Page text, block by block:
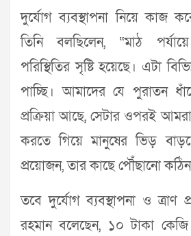
দুর্যোগ ব্যবস্থাপনা নিয়ে কাজ
তিনি বলছিলেন, “মাঠ
পরিস্থিতির সৃষ্টি হয়েছে। এটা
পাচ্ছি। আমাদের যে পুরাতন
প্রক্রিয়া আছে, সেটার ওপরই
করতে গিয়ে মানুষের ভিড়
প্রয়োজন, তার কাছে পৌঁছানো কঠিন
তবে দুর্যোগ ব্যবস্থাপনা ও ত্রাণ
রহমান বলেছেন, ১০ টাকা